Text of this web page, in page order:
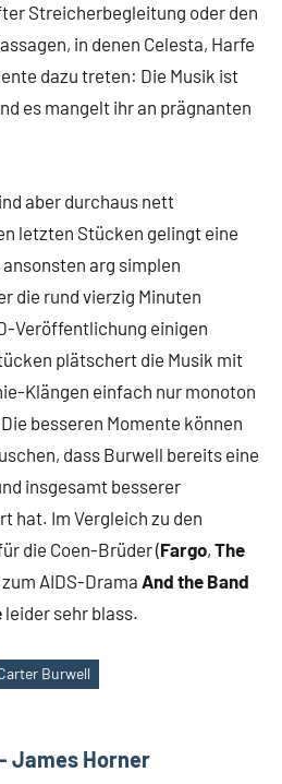
Streicherbegleitung oder den
in denen Celesta, Harfe
dazu treten: Die Musik ist
es mangelt ihr an prägnanten
aber durchaus nett
letzten Stücken gelingt eine
arg simplen
die rund vierzig Minuten
Veröffentlichung einigen
plätschert die Musik mit
Klängen einfach nur monoton
besseren Momente können
dass Burwell bereits eine
insgesamt besserer
hat. Im Vergleich zu den
die Coen-Brüder (Fargo, The
zum AIDS-Drama And the Band
leider sehr blass.
Burwell
James Horner